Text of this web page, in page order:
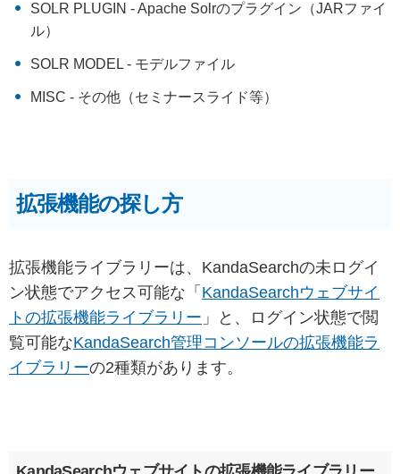
SOLR PLUGIN - Apache Solrのプラグイン（JARファイ
ル）
SOLR MODEL - モデルファイル
MISC - その他（セミナースライド等）
拡張機能の探し方
拡張機能ライブラリーは、KandaSearchの未ログイ
ン状態でアクセス可能な「 KandaSearchウェブサイ
トの拡張機能ライブラリー 」と、ログイン状態で閲
覧可能なKandaSearch管理コンソールの拡張機能ラ
イブラリーの2種類があります。